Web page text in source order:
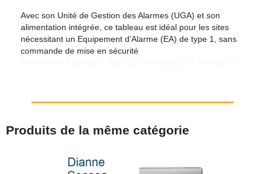
Avec son Unité de Gestion des Alarmes (UGA) et son
alimentation intégrée, ce tableau est idéal pour les sites
nécessitant un Equipement d’Alarme (EA) de type 1, sans
commande de mise en sécurité
Produits de la même catégorie